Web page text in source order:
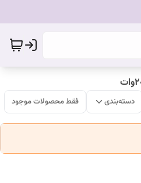
دسته‌بندی فقط محصولات موجود